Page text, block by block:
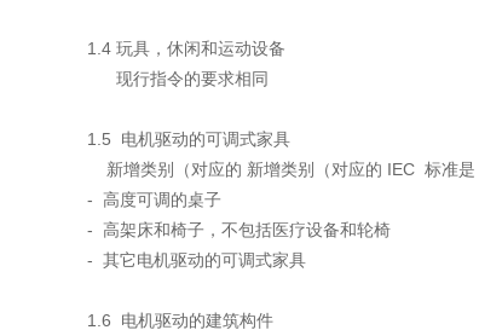
1.4 玩具，休闲和运动设备
现行指令的要求相同
1.5 电机驱动的可调式家具
新增类别（对应的 新增类别（对应的 IEC 标准
- 高度可调的桌子
- 高架床和椅子，不包括医疗设备和轮椅
- 其它电机驱动的可调式家具
1.6 电机驱动的建筑构件